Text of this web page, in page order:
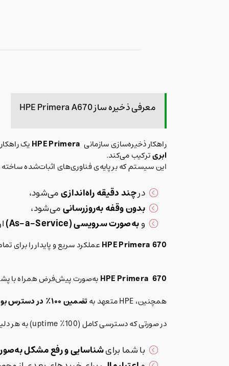
معرفی ذخیره ساز HPE Primera A670
راهکار ذخیره‌سازی سازمانی HPE Primeraیک
ابریترکیب می‌کند.
این سیستم که بر پایه‌ی فناوری‌های اثبات‌شده
درچند دقیقه راه‌اندازیمی‌شود،
بدون وقفه به‌روزرسانیمی‌شود،
وبه‌صورت سرویسی(As-a-Service)
670
HPE Primeraعملکرد سریع و پایدار را برای
670 HPE Primera
به‌صورت پیش‌فرض همراه با
همچنین، HPE متعهد به
تضمین۱۰۰٪
در دسترس
در صورتی که دسترسی کامل (100٪ uptime) به هر دلیلی برقرار نشود، HPE:
با شما برایشناسایی و رفع مشکل